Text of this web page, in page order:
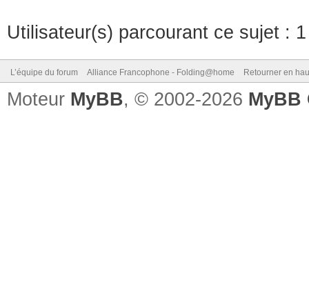
Utilisateur(s) parcourant ce sujet :
L’équipe du forum Alliance Francophone - Folding@home Retourner en
Moteur MyBB, © 2002-2026 MyBB